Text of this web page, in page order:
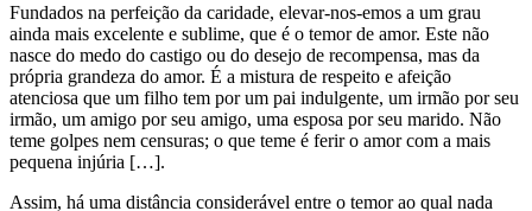
Fundados na perfeição da caridade, elevar-nos-emos a um grau
ainda mais excelente e sublime, que é o temor de amor. Este não
nasce do medo do castigo ou do desejo de recompensa, mas da
própria grandeza do amor. É a mistura de respeito e afeição
atenciosa que um filho tem por um pai indulgente, um irmão por seu
irmão, um amigo por seu amigo, uma esposa por seu marido. Não
teme golpes nem censuras; o que teme é ferir o amor com a mais
pequena injúria […].
Assim, há uma distância considerável entre o temor ao qual nada